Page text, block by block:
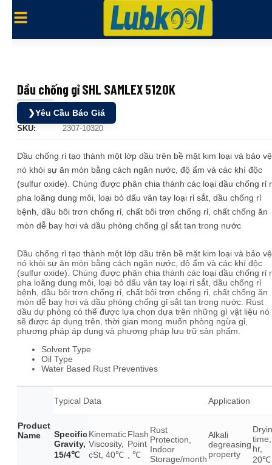
Dầu chống gỉ SHL SAMLEX 5120K
❯Yêu Cầu Báo Giá
SKU: 2307-10320
Dầu chống rỉ tạo thành một lớp dầu trên bề mặt kim loại và bảo vệ
nó khỏi sự ăn mòn bằng cách ngăn nước, độ ẩm và các khí độc
(sulfur oxide). Chúng được phân chia thành các loại dầu chống rỉ
pha loãng dung môi, loại bỏ dấu vân tay loại rỉ sắt, dầu chống rỉ
bệnh, dầu bôi trơn chống rỉ, chất bôi trơn chống rỉ, chất chống ăn
mòn dễ bay hơi và dầu phòng chống gỉ sắt tan trong nước
Dầu chống rỉ tạo thành một lớp dầu trên bề mặt kim loại và bảo vệ
nó khỏi sự ăn mòn bằng cách ngăn nước, độ ẩm và các khí độc
(sulfur oxide). Chúng được phân chia thành các loại dầu chống rỉ
pha loãng dung môi, loại bỏ dấu vân tay loại rỉ sắt, dầu chống rỉ
bệnh, dầu bôi trơn chống rỉ, chất bôi trơn chống rỉ, chất chống ăn
mòn dễ bay hơi và dầu phòng chống gỉ sắt tan trong nước. Rust
dầu dự phòng có thể được lựa chọn dựa trên những gì vật liệu nó
sẽ được áp dụng trên, thời gian mong muốn phòng ngừa gỉ,
phương pháp áp dụng và phương pháp lưu trữ sản phẩm.
Solvent Type
Oil Type
Water Based Rust Preventives
Product
Name
Typical Data Application
Specific
Gravity,
15/4℃
Kinematic
Viscosity,
cSt, 40℃
Flash
Point
, ℃
Rust
Protection,
Indoor
Storage/month
Alkali
degreasing
property
time,
hr,
20℃